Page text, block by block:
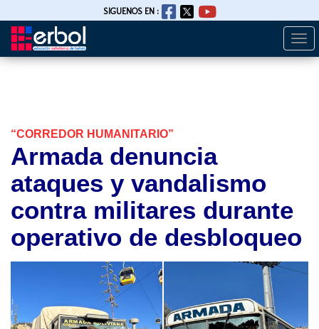
Pasar
SIGUENOS EN :
“CORREDOR HUMANITARIO”
Armada denuncia
ataques y vandalismo
contra militares durante
operativo de desbloqueo